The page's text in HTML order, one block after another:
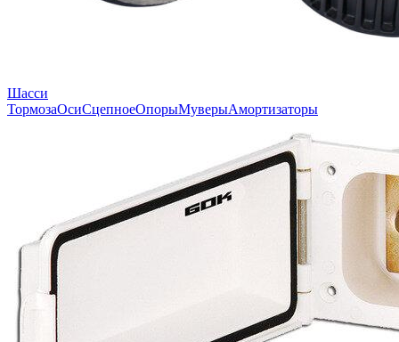
Шасси
ТормозаОсиСцепноеОпорыМуверыАмортизаторы